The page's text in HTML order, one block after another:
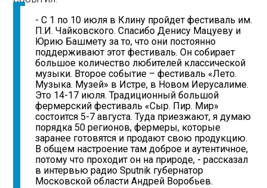
- С 1 по 10 июля в Клину пройдет фестиваль им.
П.И. Чайковского. Спасибо Денису Мацуеву и
Юрию Башмету за то, что они постоянно
поддерживают этот фестиваль. Он собирает
большое количество любителей классической
музыки. Второе событие – фестиваль «Лето.
Музыка. Музей» в Истре, в Новом Иерусалиме.
Это 14-17 июля. Традиционный большой
фермерский фестиваль «Сыр. Пир. Мир»
состоится 5-7 августа. Туда приезжают, я думаю
порядка 50 регионов, фермеры, которые
заранее готовятся и продают свою продукцию.
В общем настроение там доброе и аутентичное,
потому что проходит он на природе, - рассказал
в интервью радио Sputnik губернатор
Московской области Андрей Воробьев.